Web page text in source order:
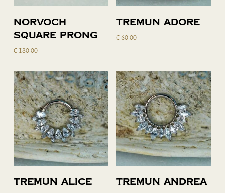
Toevoegen
aan
winkelwagen
Norvoch
square prong
€180,00
Toevoegen
winkelwagen
Tremun Adore
€60,00
Toevoegen
Tremun Alice
Toevoegen
Tremun Andrea